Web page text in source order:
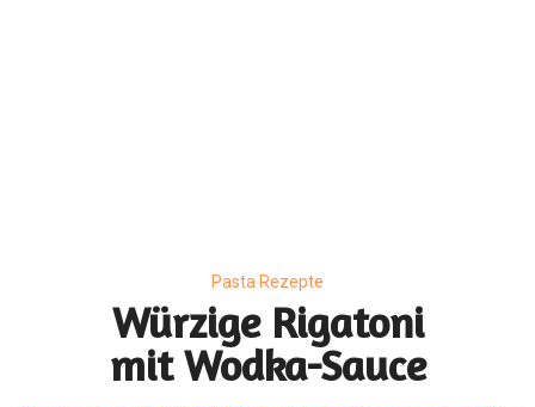
Pasta Rezepte
Würzige Rigatoni
mit Wodka-Sauce